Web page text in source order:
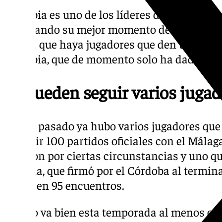
Larrubia es uno de los líderes del equipo
afrontando su mejor momento desde que
espera que haya jugadores que den un
Larrubia, que de momento solo ha dado
Le pueden seguir varios
El año pasado ya hubo varios jugadores
cumplir 100 partidos oficiales con el
llegaron por ciertas circunstancias y uno
Medina, que firmó por el Córdoba al
quedó en 95 encuentros.
Si todo va bien esta temporada al menos